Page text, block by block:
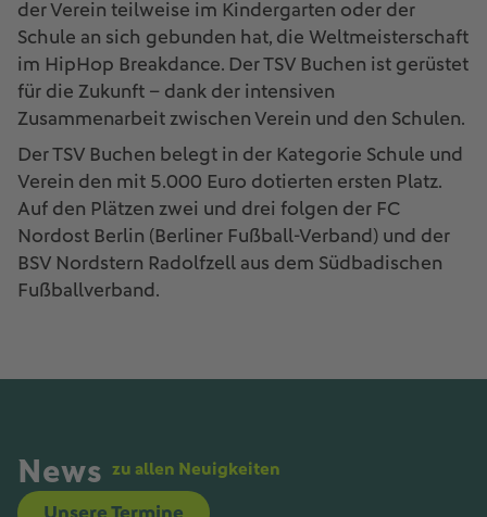
der Verein teilweise im Kindergarten oder der
Schule an sich gebunden hat, die Weltmeisterschaft
im HipHop Breakdance. Der TSV Buchen ist gerüstet
für die Zukunft – dank der intensiven
Zusammenarbeit zwischen Verein und den Schulen.
Der TSV Buchen belegt in der Kategorie Schule und
Verein den mit 5.000 Euro dotierten ersten Platz.
Auf den Plätzen zwei und drei folgen der FC
Nordost Berlin (Berliner Fußball-Verband) und der
BSV Nordstern Radolfzell aus dem Südbadischen
Fußballverband.
News zu allen Neuigkeiten